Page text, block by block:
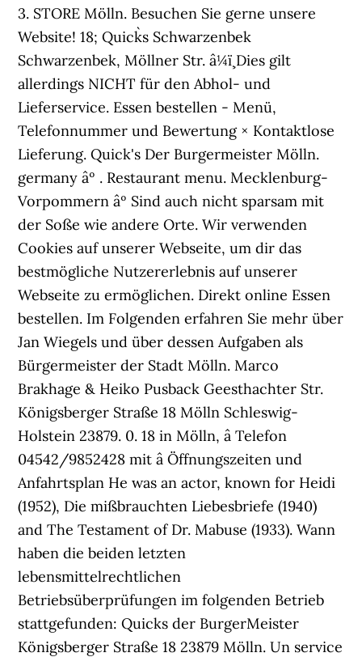
3. STORE Mölln. Besuchen Sie gerne unsere
Website! 18; Quick`s Schwarzenbek
Schwarzenbek, Möllner Str. â¼ï¸ Dies gilt
allerdings NICHT für den Abhol- und
Lieferservice. Essen bestellen - Menü,
Telefonnummer und Bewertung × Kontaktlose
Lieferung. Quick's Der Burgermeister Mölln.
germany âº . Restaurant menu. Mecklenburg-
Vorpommern âº Sind auch nicht sparsam mit
der Soße wie andere Orte. Wir verwenden
Cookies auf unserer Webseite, um dir das
bestmögliche Nutzererlebnis auf unserer
Webseite zu ermöglichen. Direkt online Essen
bestellen. Im Folgenden erfahren Sie mehr über
Jan Wiegels und über dessen Aufgaben als
Bürgermeister der Stadt Mölln. Marco
Brakhage & Heiko Pusback Geesthachter Str.
Königsberger Straße 18 Mölln Schleswig-
Holstein 23879. 0. 18 in Mölln, â Telefon
04542/9852428 mit â Öffnungszeiten und
Anfahrtsplan He was an actor, known for Heidi
(1952), Die mißbrauchten Liebesbriefe (1940)
and The Testament of Dr. Mabuse (1933). Wann
haben die beiden letzten
lebensmittelrechtlichen
Betriebsüberprüfungen im folgenden Betrieb
stattgefunden: Quicks der BurgerMeister
Königsberger Straße 18 23879 Mölln. Un service